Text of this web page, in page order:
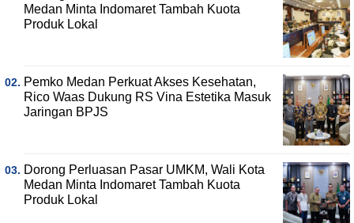
Medan Minta Indomaret Tambah Kuota
Produk Lokal
Pemko Medan Perkuat Akses Kesehatan,
Rico Waas Dukung RS Vina Estetika Masuk
Jaringan BPJS
Dorong Perluasan Pasar UMKM, Wali Kota
Medan Minta Indomaret Tambah Kuota
Produk Lokal